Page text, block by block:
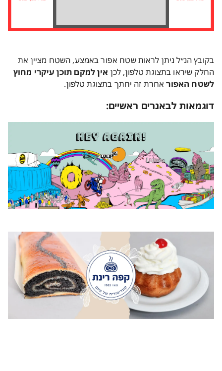
בקובץ הנ״ל ניתן לראות שטח אפור באמצע, השטח מציין את
החלק שיראו בתצוגת טלפון, לכן אין למקם תוכן עיקרי מחוץ
לשטח האפוראחרת זה יחתך בתצוגת טלפון.
דוגמאות לבאנרים ראשיים: